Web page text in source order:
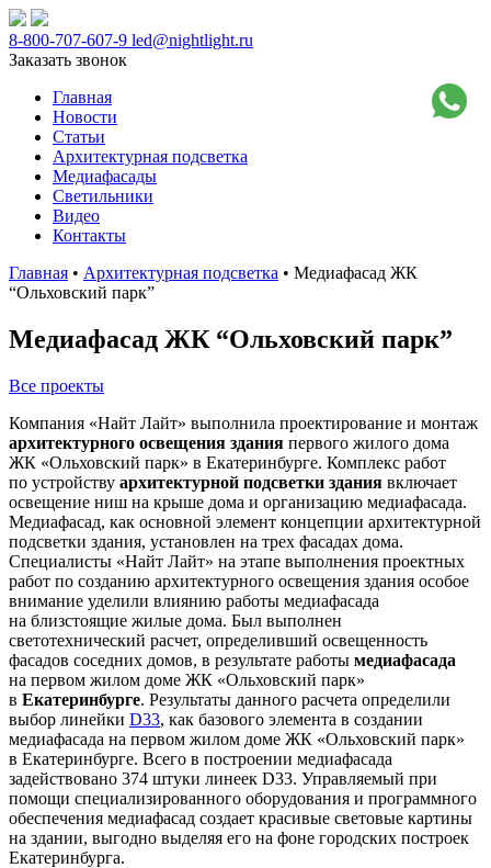
8-800-707-607-9 led@nightlight.ru
Заказать звонок
Главная
Новости
Статьи
Архитектурная подсветка
Медиафасады
Светильники
Видео
Контакты
Главная • Архитектурная подсветка • Медиафасад ЖК
“Ольховский парк”
Медиафасад ЖК “Ольховский парк”
Все проекты
Компания «Найт Лайт» выполнила проектирование и монтаж
архитектурного освещения здания первого жилого дома
ЖК «Ольховский парк» в Екатеринбурге. Комплекс работ
по устройству архитектурной подсветки здания включает
освещение ниш на крыше дома и организацию медиафасада.
Медиафасад, как основной элемент концепции архитектурной
подсветки здания, установлен на трех фасадах дома.
Специалисты «Найт Лайт» на этапе выполнения проектных
работ по созданию архитектурного освещения здания особое
внимание уделили влиянию работы медиафасада
на близстоящие жилые дома. Был выполнен
светотехнический расчет, определивший освещенность
фасадов соседних домов, в результате работы медиафасада
на первом жилом доме ЖК «Ольховский парк»
в Екатеринбурге. Результаты данного расчета определили
выбор линейки D33, как базового элемента в создании
медиафасада на первом жилом доме ЖК «Ольховский парк»
в Екатеринбурге. Всего в построении медиафасада
задействовано 374 штуки линеек D33. Управляемый при
помощи специализированного оборудования и программного
обеспечения медиафасад создает красивые световые картины
на здании, выгодно выделяя его на фоне городских построек
Екатеринбурга.